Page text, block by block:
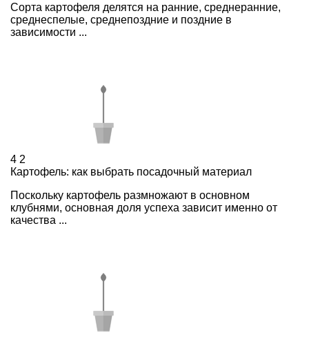
Сорта картофеля делятся на ранние, среднеранние,
среднеспелые, среднепоздние и поздние в
зависимости ...
4 2
Картофель: как выбрать посадочный материал
Поскольку картофель размножают в основном
клубнями, основная доля успеха зависит именно от
качества ...